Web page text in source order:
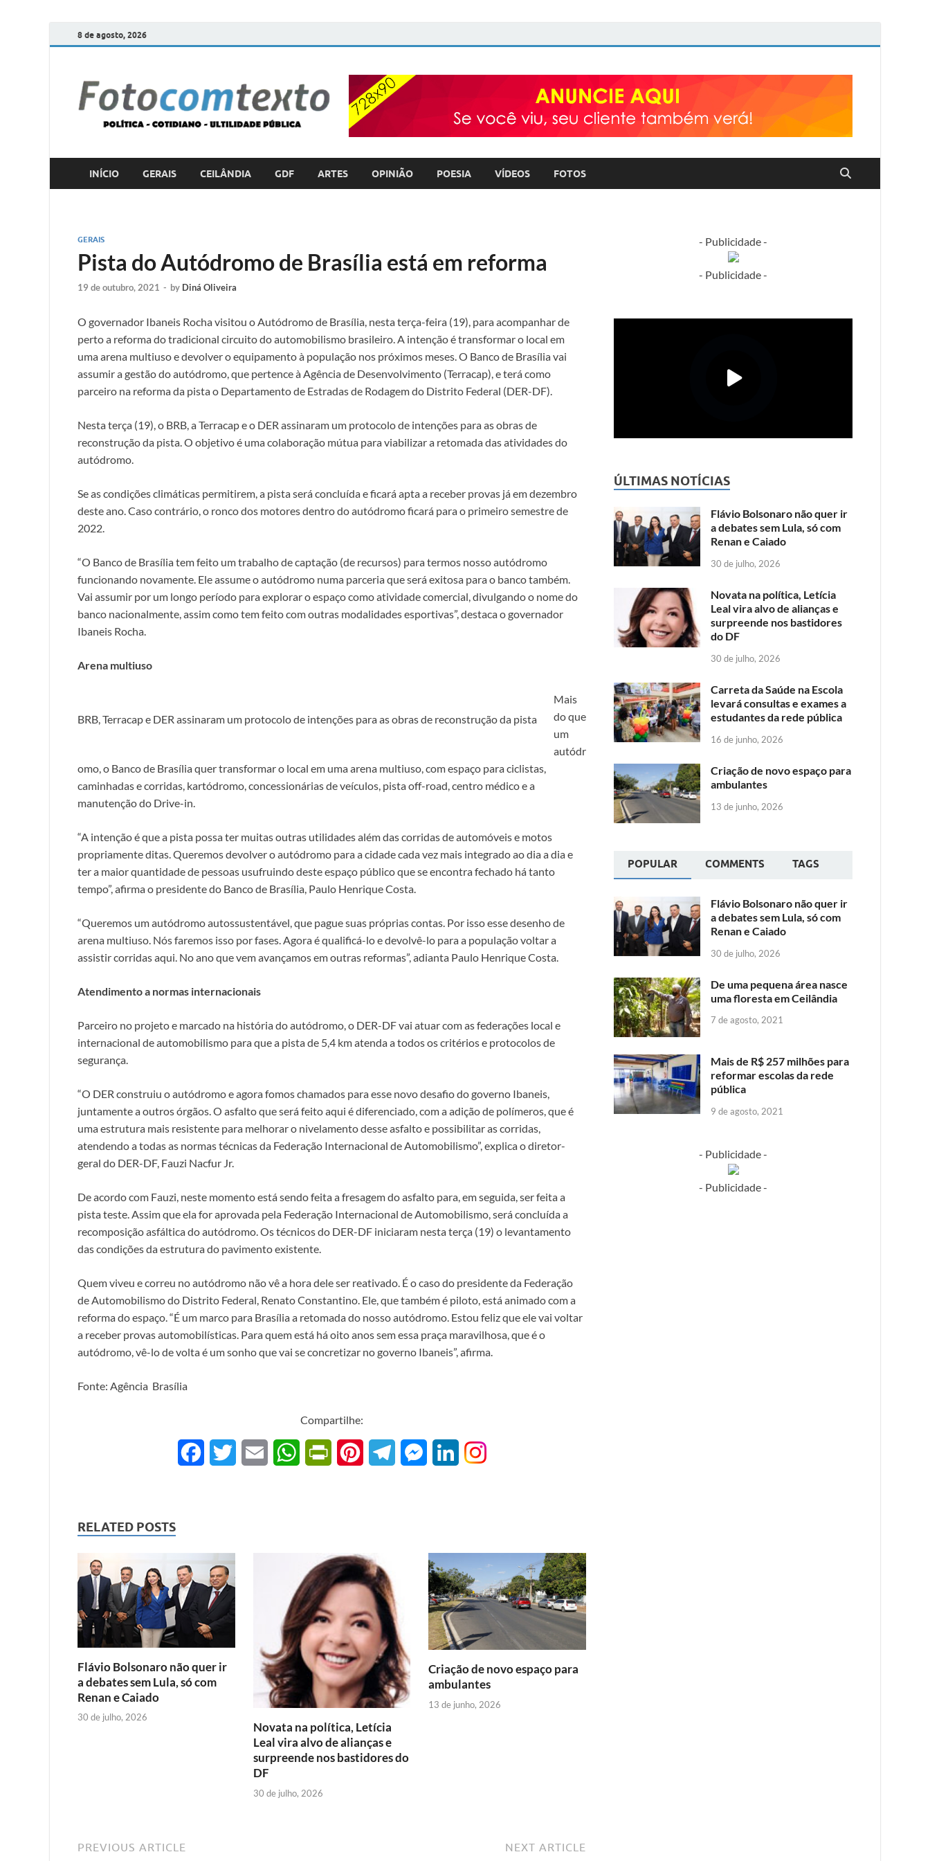
8 de agosto, 2026
FOTO com TEXTO
POLÍTICA – COTIDIANO – ULTILIDADE PÚBLICA
INÍCIO GERAIS CEILÂNDIA GDF ARTES OPINIÃO POESIA VÍDEOS FOTOS
GERAIS
Pista do Autódromo de Brasília está em reforma
19 de outubro, 2021 - by Diná Oliveira
O governador Ibaneis Rocha visitou o Autódromo de Brasília, nesta terça-feira (19), para acompanhar de
perto a reforma do tradicional circuito do automobilismo brasileiro. A intenção é transformar o local em
uma arena multiuso e devolver o equipamento à população nos próximos meses. O Banco de Brasília vai
assumir a gestão do autódromo, que pertence à Agência de Desenvolvimento (Terracap), e terá como
parceiro na reforma da pista o Departamento de Estradas de Rodagem do Distrito Federal (DER-DF).
Nesta terça (19), o BRB, a Terracap e o DER assinaram um protocolo de intenções para as obras de
reconstrução da pista. O objetivo é uma colaboração mútua para viabilizar a retomada das atividades do
autódromo.
Se as condições climáticas permitirem, a pista será concluída e ficará apta a receber provas já em dezembro
deste ano. Caso contrário, o ronco dos motores dentro do autódromo ficará para o primeiro semestre de
2022.
“O Banco de Brasília tem feito um trabalho de captação (de recursos) para termos nosso autódromo
funcionando novamente. Ele assume o autódromo numa parceria que será exitosa para o banco também.
Vai assumir por um longo período para explorar o espaço como atividade comercial, divulgando o nome do
banco nacionalmente, assim como tem feito com outras modalidades esportivas”, destaca o governador
Ibaneis Rocha.
Arena multiuso
BRB, Terracap e DER assinaram um protocolo de intenções para as obras de reconstrução da pista
Mais
do que
um
autódr
omo, o Banco de Brasília quer transformar o local em uma arena multiuso, com espaço para ciclistas,
caminhadas e corridas, kartódromo, concessionárias de veículos, pista off-road, centro médico e a
manutenção do Drive-in.
“A intenção é que a pista possa ter muitas outras utilidades além das corridas de automóveis e motos
propriamente ditas. Queremos devolver o autódromo para a cidade cada vez mais integrado ao dia a dia e
ter a maior quantidade de pessoas usufruindo deste espaço público que se encontra fechado há tanto
tempo”, afirma o presidente do Banco de Brasília, Paulo Henrique Costa.
“Queremos um autódromo autossustentável, que pague suas próprias contas. Por isso esse desenho de
arena multiuso. Nós faremos isso por fases. Agora é qualificá-lo e devolvê-lo para a população voltar a
assistir corridas aqui. No ano que vem avançamos em outras reformas”, adianta Paulo Henrique Costa.
Atendimento a normas internacionais
Parceiro no projeto e marcado na história do autódromo, o DER-DF vai atuar com as federações local e
internacional de automobilismo para que a pista de 5,4 km atenda a todos os critérios e protocolos de
segurança.
“O DER construiu o autódromo e agora fomos chamados para esse novo desafio do governo Ibaneis,
juntamente a outros órgãos. O asfalto que será feito aqui é diferenciado, com a adição de polímeros, que é
uma estrutura mais resistente para melhorar o nivelamento desse asfalto e possibilitar as corridas,
atendendo a todas as normas técnicas da Federação Internacional de Automobilismo”, explica o diretor-
geral do DER-DF, Fauzi Nacfur Jr.
De acordo com Fauzi, neste momento está sendo feita a fresagem do asfalto para, em seguida, ser feita a
pista teste. Assim que ela for aprovada pela Federação Internacional de Automobilismo, será concluída a
recomposição asfáltica do autódromo. Os técnicos do DER-DF iniciaram nesta terça (19) o levantamento
das condições da estrutura do pavimento existente.
Quem viveu e correu no autódromo não vê a hora dele ser reativado. É o caso do presidente da Federação
de Automobilismo do Distrito Federal, Renato Constantino. Ele, que também é piloto, está animado com a
reforma do espaço. “É um marco para Brasília a retomada do nosso autódromo. Estou feliz que ele vai voltar
a receber provas automobilísticas. Para quem está há oito anos sem essa praça maravilhosa, que é o
autódromo, vê-lo de volta é um sonho que vai se concretizar no governo Ibaneis”, afirma.
Fonte: Agência Brasília
Compartilhe:
b
o
o
k
W
A
p
p
t
F
r
e
n
l
e
r
e
s
t
a
m
e
n
g
e
r
e
d
I
n
RELATED POSTS
Flávio Bolsonaro não quer ir
a debates sem Lula, só com
Renan e Caiado
30 de julho, 2026
Novata na política, Letícia
Leal vira alvo de alianças e
surpreende nos bastidores do
DF
30 de julho, 2026
Criação de novo espaço para
ambulantes
13 de junho, 2026
PREVIOUS ARTICLE NEXT ARTICLE
- Publicidade -
- Publicidade -
ÚLTIMAS NOTÍCIAS
Flávio Bolsonaro não quer ir
a debates sem Lula, só com
Renan e Caiado
30 de julho, 2026
Novata na política, Letícia
Leal vira alvo de alianças e
surpreende nos bastidores
do DF
30 de julho, 2026
Carreta da Saúde na Escola
levará consultas e exames a
estudantes da rede pública
16 de junho, 2026
Criação de novo espaço para
ambulantes
13 de junho, 2026
POPULAR COMMENTS TAGS
Flávio Bolsonaro não quer ir
a debates sem Lula, só com
Renan e Caiado
30 de julho, 2026
De uma pequena área nasce
uma floresta em Ceilândia
7 de agosto, 2021
Mais de R$ 257 milhões para
reformar escolas da rede
pública
9 de agosto, 2021
- Publicidade -
- Publicidade -